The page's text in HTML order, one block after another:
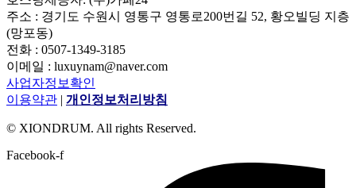
주소 : 경기도 수원시 영통구 영통로200번길 52, 황오빌딩 지층
(망포동)
전화 : 0507-1349-3185
이메일 : luxuynam@naver.com
사업자정보확인
이용약관 | 개인정보처리방침
© XIONDRUM. All rights Reserved.
Facebook-f